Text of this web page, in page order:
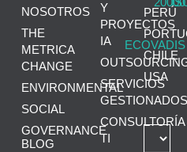
NOSOTROS
THE
METRICA
CHANGE
ENVIRONMENTAL
SOCIAL
GOVERNANCE
BLOG
Y
PROYECTOS
IA
SERVICIOS
GESTIONADOS
CONSULTORÍA
TI
PERÚ
CHILE
USA